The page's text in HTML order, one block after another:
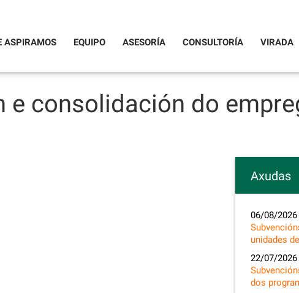
ASPIRAMOS
EQUIPO ASESORÍA CONSULTORÍA VIRADA
e consolidación do
Axudas
06/08/2026
unidades
22/07/2026
dos